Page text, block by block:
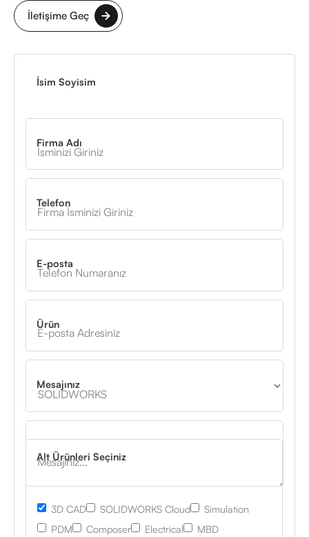
İletişime Geç
İsim Soyisim
Firma Adı
Telefon
E-posta
Ürün
Mesajınız
3D CAD SOLIDWORKS Cloud
Simulation
PDM
Composer Electrical
MBD
Alt Ürünleri Seçiniz